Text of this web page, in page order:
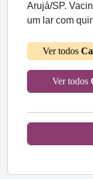
Arujá/SP.
um lar com
Ver todos
Ver todos